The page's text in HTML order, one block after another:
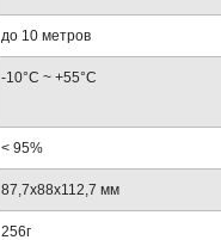
до 10 метров
-10°C ~ +55°C
< 95%
87,7x88x112,7 мм
256г